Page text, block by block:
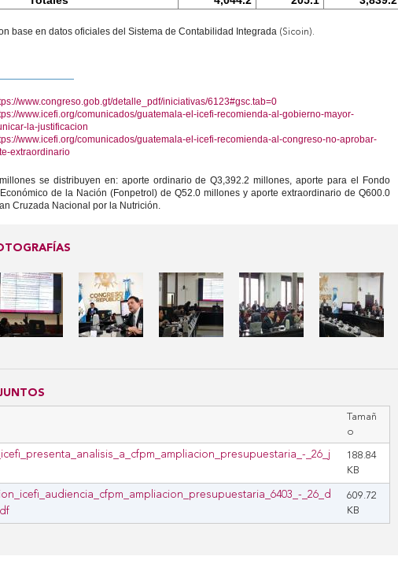
base en datos oficiales del Sistema de Contabilidad Integrada (Sicoin).
www.congreso.gob.gt/detalle_pdf/iniciativas/6123#gsc.tab=0
www.icefi.org/comunicados/guatemala-el-icefi-recomienda-al-gobierno-mayor-
la-justificacion
www.icefi.org/comunicados/guatemala-el-icefi-recomienda-al-congreso-no-aprobar-
extraordinario
se distribuyen en: aporte ordinario de Q3,392.2 millones, aporte para el Fondo
de la Nación (Fonpetrol) de Q52.0 millones y aporte extraordinario de Q600.0
Cruzada Nacional por la Nutrición.
Tamañ
o
_26_j
188.84
KB
_26_d
609.72
KB